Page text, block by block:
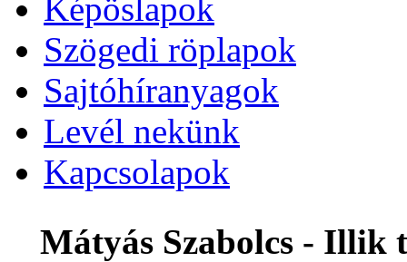
Képöslapok
Szögedi röplapok
Sajtóhíranyagok
Levél nekünk
Kapcsolapok
Mátyás Szabolcs - Illik